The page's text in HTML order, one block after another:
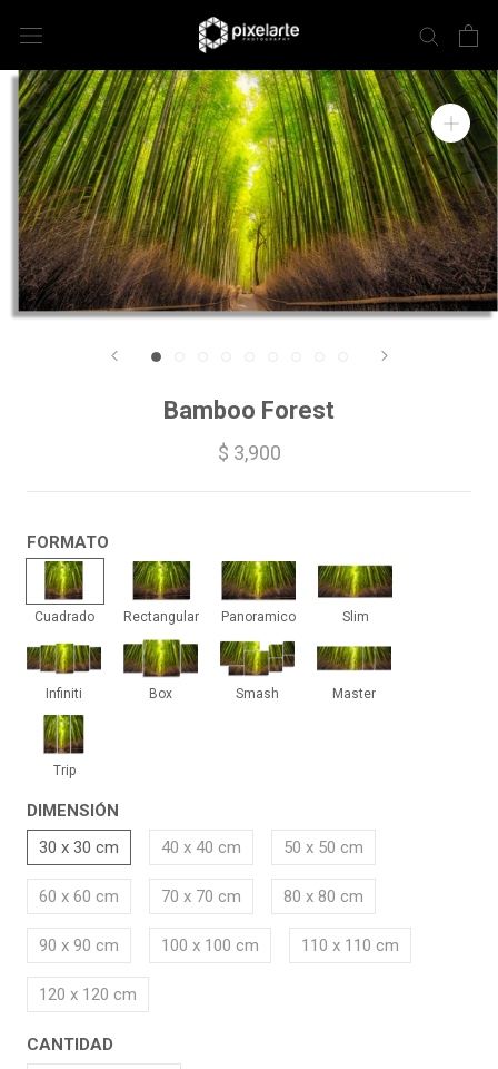
Bamboo Forest
$ 3,900
FORMATO
Cuadrado
Cuadrado
Rectangular
Rectangular
Panoramico
Panoramico
Slim
Slim
Infiniti
Infiniti
Box
Box
Smash
Smash
Master
Master
Trip
Trip
DIMENSIÓN
30 x 30 cm
40 x 40 cm 50 x 50 cm
60 x 60 cm 70 x 70 cm 80 x 80 cm
90 x 90 cm 100 x 100 cm 110 x 110 cm
120 x 120 cm
CANTIDAD